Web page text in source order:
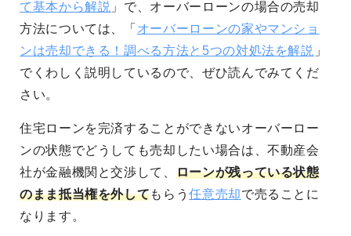
て基本から解説 」で、オーバーローンの場合の売却
方法については、「 オーバーローンの家やマンショ
ンは売却できる！調べる方法と5つの対処法を解説 」
でくわしく説明しているので、ぜひ読んでみてくだ
さい。
住宅ローンを完済することができないオーバーロー
ンの状態でどうしても売却したい場合は、不動産会
社が金融機関と交渉して、 ローンが残っている状態
のまま抵当権を外してもらう任意売却で売ることに
なります。